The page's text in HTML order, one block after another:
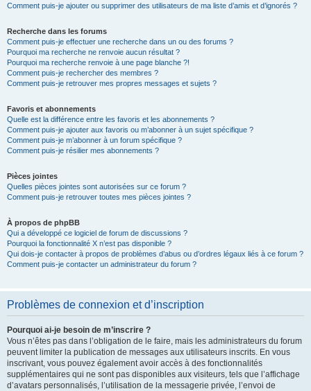
Comment puis-je ajouter ou supprimer des utilisateurs de ma liste d’amis et d’ignorés ?
Recherche dans les forums
Comment puis-je effectuer une recherche dans un ou des forums ?
Pourquoi ma recherche ne renvoie aucun résultat ?
Pourquoi ma recherche renvoie à une page blanche ?!
Comment puis-je rechercher des membres ?
Comment puis-je retrouver mes propres messages et sujets ?
Favoris et abonnements
Quelle est la différence entre les favoris et les abonnements ?
Comment puis-je ajouter aux favoris ou m’abonner à un sujet spécifique ?
Comment puis-je m’abonner à un forum spécifique ?
Comment puis-je résilier mes abonnements ?
Pièces jointes
Quelles pièces jointes sont autorisées sur ce forum ?
Comment puis-je retrouver toutes mes pièces jointes ?
À propos de phpBB
Qui a développé ce logiciel de forum de discussions ?
Pourquoi la fonctionnalité X n’est pas disponible ?
Qui dois-je contacter à propos de problèmes d’abus ou d’ordres légaux liés à ce forum ?
Comment puis-je contacter un administrateur du forum ?
Problèmes de connexion et d’inscription
Pourquoi ai-je besoin de m’inscrire ?
Vous n’êtes pas dans l’obligation de le faire, mais les administrateurs du forum
peuvent limiter la publication de messages aux utilisateurs inscrits. En vous
inscrivant, vous pouvez également avoir accès à des fonctionnalités
supplémentaires qui ne sont pas disponibles aux visiteurs, tels que l’affichage
d’avatars personnalisés, l’utilisation de la messagerie privée, l’envoi de